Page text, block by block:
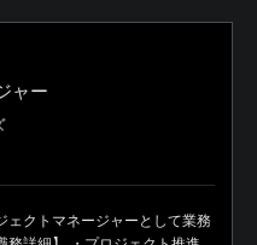
ャー
ェクトマネージャーとして業務